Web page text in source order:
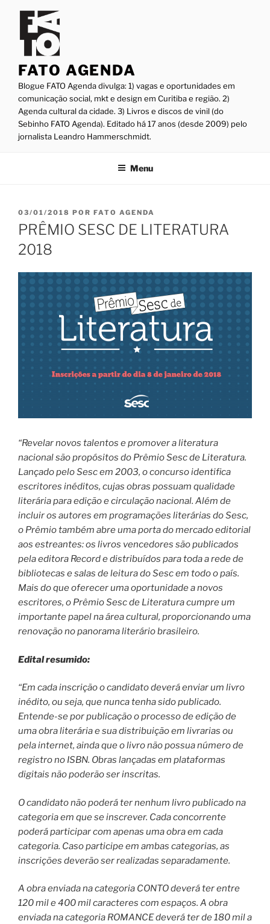
conteúdo
FATO AGENDA
Blogue FATO Agenda divulga: 1) vagas e oportunidades em
comunicação social, mkt e design em Curitiba e região. 2)
Agenda cultural da cidade. 3) Livros e discos de vinil (do
Sebinho FATO Agenda). Editado há 17 anos (desde 2009) pelo
jornalista Leandro Hammerschmidt.
Menu
PUBLICADO
EM
03/01/2018 POR FATO AGENDA
PRÊMIO SESC DE LITERATURA
2018
“Revelar novos talentos e promover a literatura
nacional são propósitos do Prêmio Sesc de Literatura.
Lançado pelo Sesc em 2003, o concurso identifica
escritores inéditos, cujas obras possuam qualidade
literária para edição e circulação nacional. Além de
incluir os autores em programações literárias do Sesc,
o Prêmio também abre uma porta do mercado editorial
aos estreantes: os livros vencedores são publicados
pela editora Record e distribuídos para toda a rede de
bibliotecas e salas de leitura do Sesc em todo o país.
Mais do que oferecer uma oportunidade a novos
escritores, o Prêmio Sesc de Literatura cumpre um
importante papel na área cultural, proporcionando uma
renovação no panorama literário brasileiro.
Edital resumido:
“Em cada inscrição o candidato deverá enviar um livro
inédito, ou seja, que nunca tenha sido publicado.
Entende-se por publicação o processo de edição de
uma obra literária e sua distribuição em livrarias ou
pela internet, ainda que o livro não possua número de
registro no ISBN. Obras lançadas em plataformas
digitais não poderão ser inscritas.
O candidato não poderá ter nenhum livro publicado na
categoria em que se inscrever. Cada concorrente
poderá participar com apenas uma obra em cada
categoria. Caso participe em ambas categorias, as
inscrições deverão ser realizadas separadamente.
A obra enviada na categoria CONTO deverá ter entre
120 mil e 400 mil caracteres com espaços. A obra
enviada na categoria ROMANCE deverá ter de 180 mil a